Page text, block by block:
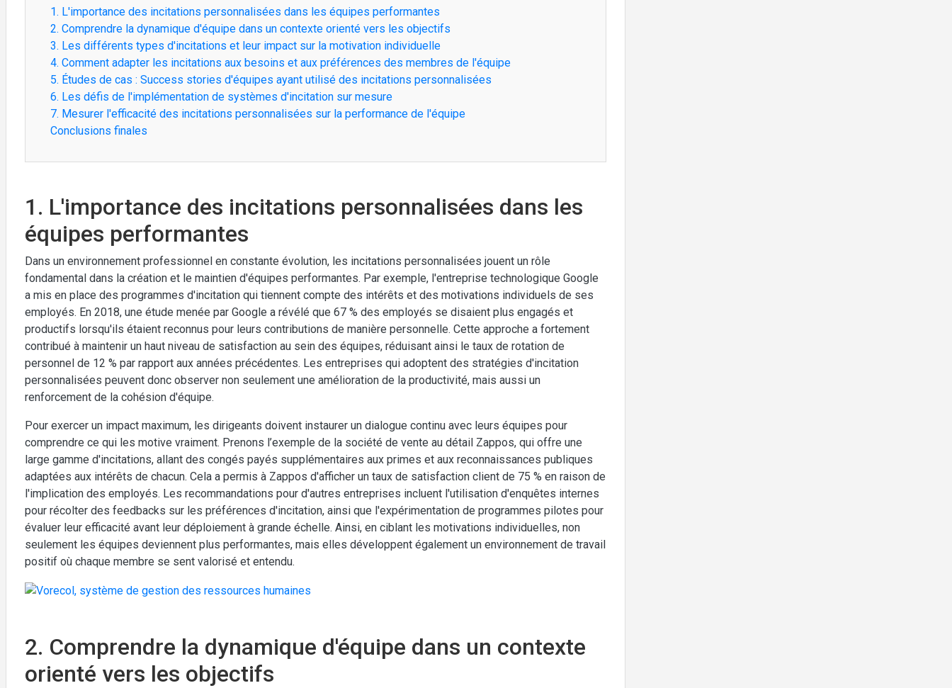
1. L'importance des incitations personnalisées dans les équipes performantes
2. Comprendre la dynamique d'équipe dans un contexte orienté vers les objectifs
3. Les différents types d'incitations et leur impact sur la motivation individuelle
4. Comment adapter les incitations aux besoins et aux préférences des membres de l'équipe
5. Études de cas : Success stories d'équipes ayant utilisé des incitations personnalisées
6. Les défis de l'implémentation de systèmes d'incitation sur mesure
7. Mesurer l'efficacité des incitations personnalisées sur la performance de l'équipe
Conclusions finales
1. L'importance des incitations personnalisées dans les
équipes performantes
Dans un environnement professionnel en constante évolution, les incitations personnalisées jouent un rôle
fondamental dans la création et le maintien d'équipes performantes. Par exemple, l'entreprise technologique Google
a mis en place des programmes d'incitation qui tiennent compte des intérêts et des motivations individuels de ses
employés. En 2018, une étude menée par Google a révélé que 67 % des employés se disaient plus engagés et
productifs lorsqu'ils étaient reconnus pour leurs contributions de manière personnelle. Cette approche a fortement
contribué à maintenir un haut niveau de satisfaction au sein des équipes, réduisant ainsi le taux de rotation de
personnel de 12 % par rapport aux années précédentes. Les entreprises qui adoptent des stratégies d'incitation
personnalisées peuvent donc observer non seulement une amélioration de la productivité, mais aussi un
renforcement de la cohésion d'équipe.
Pour exercer un impact maximum, les dirigeants doivent instaurer un dialogue continu avec leurs équipes pour
comprendre ce qui les motive vraiment. Prenons l’exemple de la société de vente au détail Zappos, qui offre une
large gamme d'incitations, allant des congés payés supplémentaires aux primes et aux reconnaissances publiques
adaptées aux intérêts de chacun. Cela a permis à Zappos d'afficher un taux de satisfaction client de 75 % en raison de
l'implication des employés. Les recommandations pour d'autres entreprises incluent l'utilisation d'enquêtes internes
pour récolter des feedbacks sur les préférences d'incitation, ainsi que l'expérimentation de programmes pilotes pour
évaluer leur efficacité avant leur déploiement à grande échelle. Ainsi, en ciblant les motivations individuelles, non
seulement les équipes deviennent plus performantes, mais elles développent également un environnement de travail
positif où chaque membre se sent valorisé et entendu.
2. Comprendre la dynamique d'équipe dans un contexte
orienté vers les objectifs